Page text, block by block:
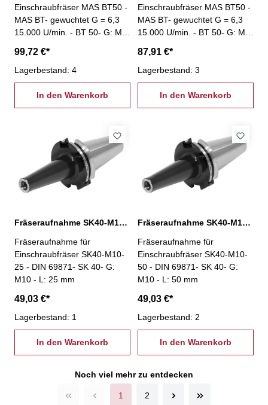
Einschraubfräser MAS BT50 -
MAS BT- gewuchtet G = 6,3
15.000 U/min. - BT 50- G: M8
99,72 €*
Lagerbestand: 4
In den Warenkorb
Einschraubfräser MAS BT50 -
MAS BT- gewuchtet G = 6,3
15.000 U/min. - BT 50- G: M8
87,91 €*
Lagerbestand: 3
In den Warenkorb
Fräseraufnahme SK40-M10-25, DIN 69871
Fräseraufnahme für
Einschraubfräser SK40-M10-
25 - DIN 69871- SK 40- G:
M10 - L: 25 mm
49,03 €*
Lagerbestand: 1
In den Warenkorb
Fräseraufnahme SK40-M10-50, DIN 69871
Fräseraufnahme für
Einschraubfräser SK40-M10-
50 - DIN 69871- SK 40- G:
M10 - L: 50 mm
49,03 €*
Lagerbestand: 2
In den Warenkorb
Noch viel mehr zu entdecken
1 2